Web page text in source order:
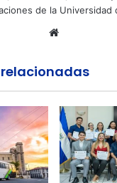
de la Universidad
Sitio